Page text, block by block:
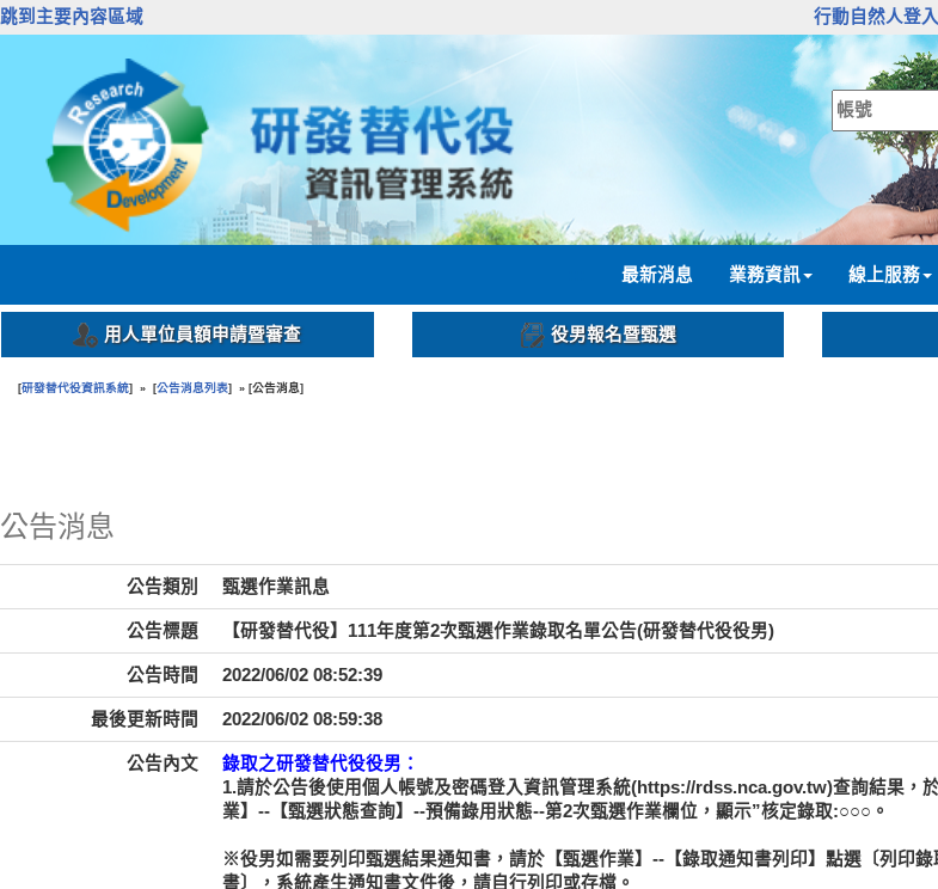
跳到主要內容區域 行動自然人登入|
最新消息 業務資訊 線上服務
用人單位員額申請暨審查 役男報名暨甄選
[研發替代役資訊系統] » [公告消息列表] » [公告消息]
公告消息
公告類別 甄選作業訊息
公告標題 【研發替代役】111年度第2次甄選作業錄取名單公告(研發替代役役男)
公告時間 2022/06/02 08:52:39
最後更新時間 2022/06/02 08:59:38
公告內文
錄取之研發替代役役男：
1.請於公告後使用個人帳號及密碼登入資訊管理系統(https://rdss.nca.gov.tw)查詢結果，
業】--【甄選狀態查詢】--預備錄用狀態--第2次甄選作業欄位，顯示”核定錄取:○○○。
※役男如需要列印甄選結果通知書，請於【甄選作業】--【錄取通知書列印】點選〔列印錄
書〕，系統產生通知書文件後，請自行列印或存檔。